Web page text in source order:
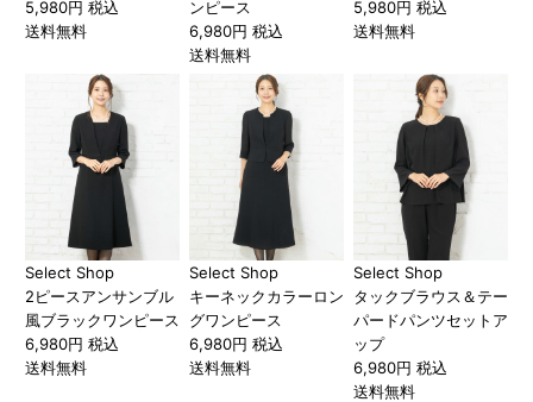
5,980円 税込
送料無料
ンピース
6,980円 税込
送料無料
5,980円 税込
送料無料
Select Shop
2ピースアンサンブル
風ブラックワンピース
6,980円 税込
送料無料
Select Shop
キーネックカラーロン
グワンピース
6,980円 税込
送料無料
Select Shop
タックブラウス＆テー
パードパンツセットア
ップ
6,980円 税込
送料無料